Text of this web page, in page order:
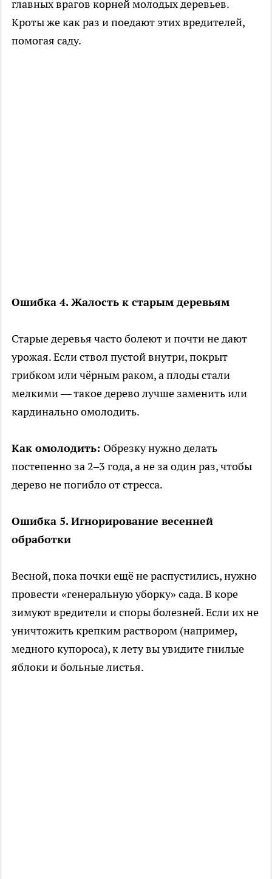
главных врагов корней молодых деревьев.
Кроты же как раз и поедают этих вредителей,
помогая саду.
Ошибка 4. Жалость к старым деревьям
Старые деревья часто болеют и почти не дают
урожая. Если ствол пустой внутри, покрыт
грибком или чёрным раком, а плоды стали
мелкими — такое дерево лучше заменить или
кардинально омолодить.
Как омолодить: Обрезку нужно делать
постепенно за 2–3 года, а не за один раз, чтобы
дерево не погибло от стресса.
Ошибка 5. Игнорирование весенней
обработки
Весной, пока почки ещё не распустились, нужно
провести «генеральную уборку» сада. В коре
зимуют вредители и споры болезней. Если их не
уничтожить крепким раствором (например,
медного купороса), к лету вы увидите гнилые
яблоки и больные листья.